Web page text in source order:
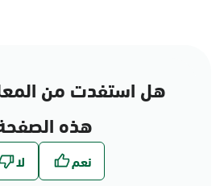
هل استفدت من
هذه